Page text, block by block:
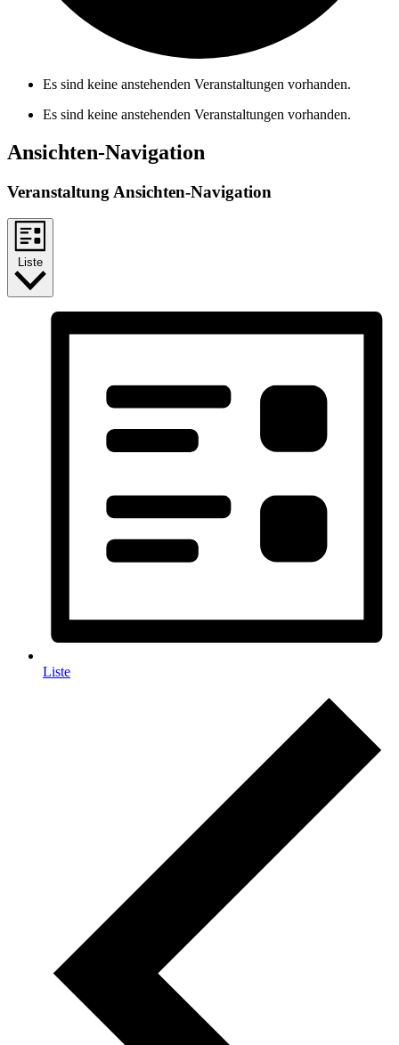
Es sind keine anstehenden Veranstaltungen vorhanden.
Es sind keine anstehenden Veranstaltungen vorhanden.
Ansichten-Navigation
Veranstaltung Ansichten-Navigation
Liste
Liste